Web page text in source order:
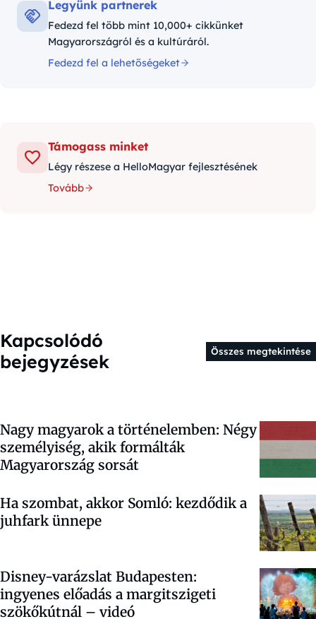
Legyünk partnerek
Fedezd fel több mint 10,000+ cikkünket
Magyarországról és a kultúráról.
Fedezd fel a lehetőségeket
Támogass minket
Légy részese a HelloMagyar fejlesztésének
Tovább
Kapcsolódó
bejegyzések
Összes megtekintése
Nagy magyarok a történelemben: Négy
személyiség, akik formálták
Magyarország sorsát
Ha szombat, akkor Somló: kezdődik a
juhfark ünnepe
Disney-varázslat Budapesten:
ingyenes előadás a margitszigeti
szökőkútnál – videó